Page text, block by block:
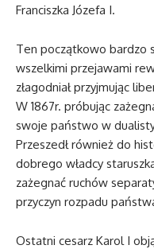
Franciszka Józefa I.
Ten początkowo bardzo
wszelkimi przejawami
złagodniał przyjmując
W 1867r. próbując
swoje państwo w
Przeszedł również do
dobrego władcy
zażegnać ruchów
przyczyn rozpadu
Ostatni cesarz Karol I